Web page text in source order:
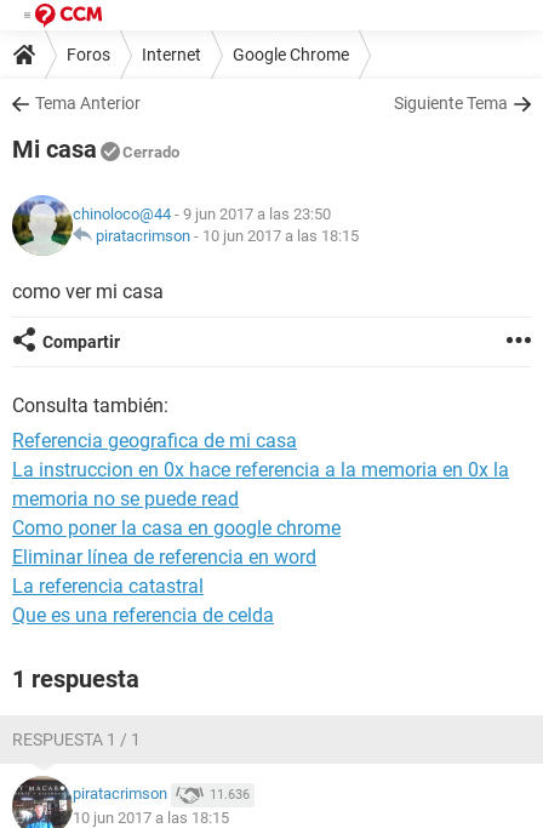
Foros Internet Google Chrome
Tema Anterior Siguiente Tema
Mi casa Cerrado
chinoloco@44 - 9 jun 2017 a las 23:50
piratacrimson - 10 jun 2017 a las 18:15
como ver mi casa
Compartir
Consulta también:
Referencia geografica de mi casa
La instruccion en 0x hace referencia a la memoria en 0x la
memoria no se puede read
Como poner la casa en google chrome
Eliminar línea de referencia en word
La referencia catastral
Que es una referencia de celda
1 respuesta
RESPUESTA 1 / 1
piratacrimson 11.636
10 jun 2017 a las 18:15